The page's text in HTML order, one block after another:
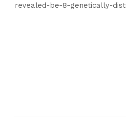
revealed-be-8-genetically-